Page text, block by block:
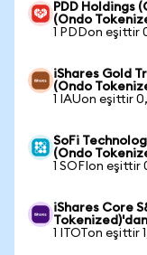
PDD Holdings
(Ondo
1 PDDon eşittir
iShares Gold
(Ondo
1 IAUon eşittir
SoFi
(Ondo
1 SOFIon eşittir
iShares Core
1 ITOTon eşittir